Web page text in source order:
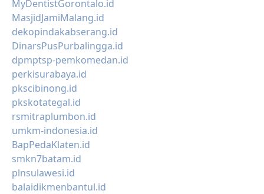
MyDentistGorontalo.id
MasjidJamiMalang.id
dekopindakabserang.id
DinarsPusPurbalingga.id
dpmptsp-pemkomedan.id
perkisurabaya.id
pkscibinong.id
pkskotategal.id
rsmitraplumbon.id
umkm-indonesia.id
BapPedaKlaten.id
smkn7batam.id
plnsulawesi.id
balaidikmenbantul.id